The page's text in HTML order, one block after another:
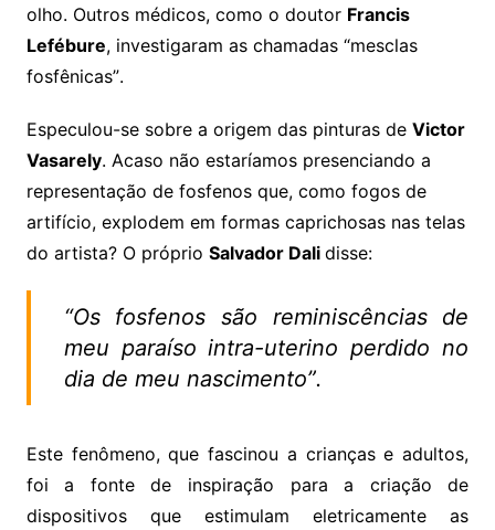
olho. Outros médicos, como o doutor Francis
Lefébure, investigaram as chamadas “mesclas
fosfênicas”.
Especulou-se sobre a origem das pinturas de Victor
Vasarely. Acaso não estaríamos presenciando a
representação de fosfenos que, como fogos de
artifício, explodem em formas caprichosas nas telas
do artista? O próprio Salvador Dali disse:
“Os fosfenos são reminiscências de
meu paraíso intra-uterino perdido no
dia de meu nascimento”.
Este fenômeno, que fascinou a crianças e adultos,
foi a fonte de inspiração para a criação de
dispositivos que estimulam eletricamente as